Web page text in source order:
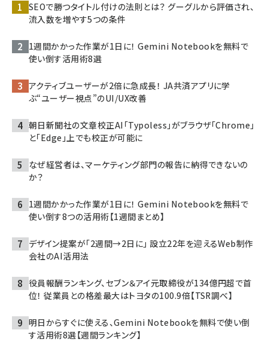
SEOで勝つタイトル付けの法則とは？ グーグルから評価され、
流入数を増やす5つの条件
1週間かかった作業が1日に！ Gemini Notebookを無料で
使い倒す活用術8選
アクティブユーザーが2倍に急成長！ JA共済アプリに学
ぶ“ユーザー視点”のUI/UX改善
朝日新聞社の文章校正AI「Typoless」がブラウザ「Chrome」
と「Edge」上でも校正が可能に
なぜ経営者は、マーケティング部門の報告に納得できないの
か？
1週間かかった作業が1日に！ Gemini Notebookを無料で
使い倒す8つの活用術【1週間まとめ】
デザイン提案が「2週間→2日に」 設立22年を迎えるWeb制作
会社のAI活用法
役員報酬ランキング、セブン＆アイ元取締役が134億円超で首
位！ 従業員との格差最大はトヨタの100.9倍【TSR調べ】
明日からすぐに使える、Gemini Notebookを無料で使い倒
す活用術8選【週間ランキング】